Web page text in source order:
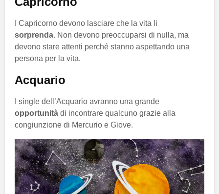
I Capricorno devono lasciare che la vita li
sorprenda. Non devono preoccuparsi di nulla, ma
devono stare attenti perché stanno aspettando una
persona per la vita.
Acquario
I single dell’Acquario avranno una grande
opportunità di incontrare qualcuno grazie alla
congiunzione di Mercurio e Giove.